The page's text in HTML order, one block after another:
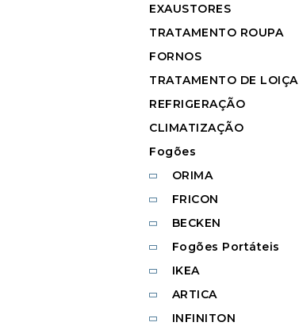
EXAUSTORES
TRATAMENTO ROUPA
FORNOS
TRATAMENTO DE LOIÇA
REFRIGERAÇÃO
CLIMATIZAÇÃO
Fogões
ORIMA
FRICON
BECKEN
Fogões Portáteis
IKEA
ARTICA
INFINITON